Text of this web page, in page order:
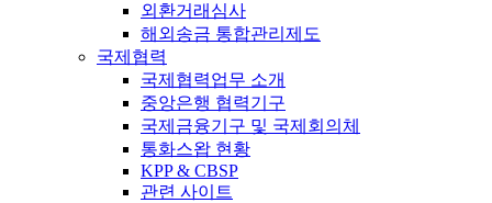
외환거래심사
해외송금 통합관리제도
국제협력
국제협력업무 소개
중앙은행 협력기구
국제금융기구 및 국제회의체
통화스왑 현황
KPP & CBSP
관련 사이트